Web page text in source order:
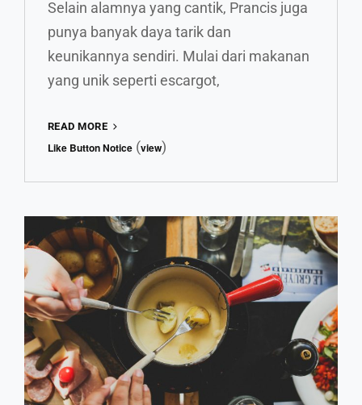
Selain alamnya yang cantik, Prancis juga
punya banyak daya tarik dan
keunikannya sendiri. Mulai dari makanan
yang unik seperti escargot,
READ MORE
NORMANDIA:
SAMPAI
KEJU-
KEJU
YANG
GURIH!
Like Button Notice (view)